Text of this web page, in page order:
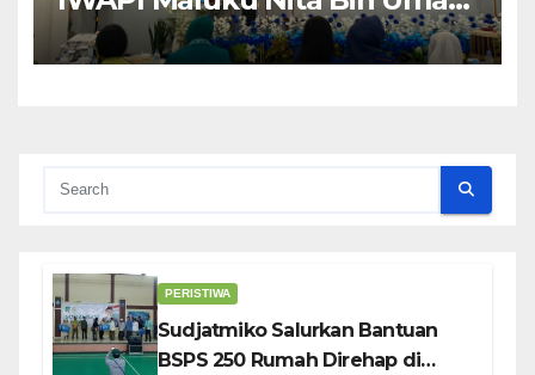
Perempuan Pengusaha Pilar
Penggerak UMKM
PERISTIWA
Sudjatmiko Salurkan Bantuan
BSPS 250 Rumah Direhap di